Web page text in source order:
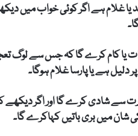
یا غلام ہے اگر کوئی خواب میں
یا کام کرے گا کہ جس سے لوگ
دلیل ہے یا پارسا غلام ہوگا۔
سے شادی کرے گا اور اگر
شان میں بری باتیں کہاکرے گا۔